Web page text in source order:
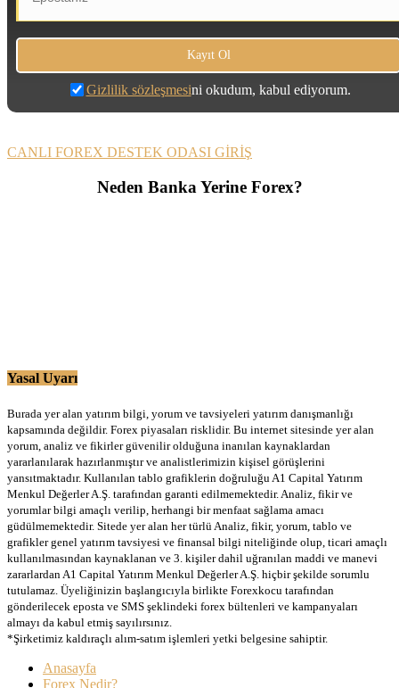
Gizlilik sözleşmesini okudum, kabul ediyorum.
CANLI FOREX DESTEK ODASI GİRİŞ
Neden Banka Yerine Forex?
Yasal Uyarı
Burada yer alan yatırım bilgi, yorum ve tavsiyeleri yatırım danışmanlığı
kapsamında değildir. Forex piyasaları risklidir. Bu internet sitesinde yer alan
yorum, analiz ve fikirler güvenilir olduğuna inanılan kaynaklardan
yararlanılarak hazırlanmıştır ve analistlerimizin kişisel görüşlerini
yansıtmaktadır. Kullanılan tablo grafiklerin doğruluğu A1 Capital Yatırım
Menkul Değerler A.Ş. tarafından garanti edilmemektedir. Analiz, fikir ve
yorumlar bilgi amaçlı verilip, herhangi bir menfaat sağlama amacı
güdülmemektedir. Sitede yer alan her türlü Analiz, fikir, yorum, tablo ve
grafikler genel yatırım tavsiyesi ve finansal bilgi niteliğinde olup, ticari amaçlı
kullanılmasından kaynaklanan ve 3. kişiler dahil uğranılan maddi ve manevi
zararlardan A1 Capital Yatırım Menkul Değerler A.Ş. hiçbir şekilde sorumlu
tutulamaz. Üyeliğinizin başlangıcıyla birlikte Forexkocu tarafından
gönderilecek eposta ve SMS şeklindeki forex bültenleri ve kampanyaları
almayı da kabul etmiş sayılırsınız.
*Şirketimiz kaldıraçlı alım-satım işlemleri yetki belgesine sahiptir.
Anasayfa
Forex Nedir?